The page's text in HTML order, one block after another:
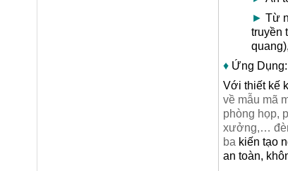
► Từ
truyền
♦ Ứng Dụng:
Với thiết kế
về mẫu mã
phòng họp,
xưởng,…
ba kiến tạo
an toàn,